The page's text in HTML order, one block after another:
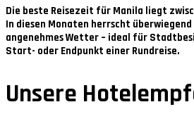
Die beste Reisezeit für Manila liegt
In diesen Monaten herrscht
angenehmes Wetter – ideal für
Start- oder Endpunkt einer Rundreise.
Unsere